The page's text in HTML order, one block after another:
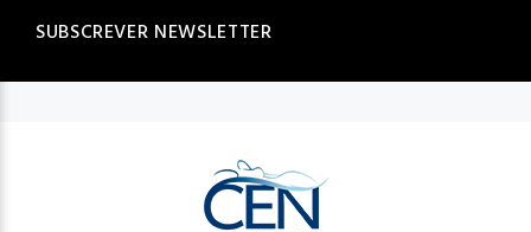
SUBSCREVER NEWSLETTER